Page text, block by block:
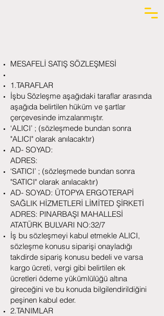
MESAFELİ SATIŞ SÖZLEŞMESİ
1.TARAFLAR
İşbu Sözleşme aşağıdaki taraflar arasında
aşağıda belirtilen hüküm ve şartlar
çerçevesinde imzalanmıştır.
‘ALICI’ ; (sözleşmede bundan sonra
"ALICI" olarak anılacaktır)
AD- SOYAD:
ADRES:
‘SATICI’ ; (sözleşmede bundan sonra
"SATICI" olarak anılacaktır)
AD- SOYAD: ÜTOPYA ERGOTERAPİ
SAĞLIK HİZMETLERİ LİMİTED ŞİRKETİ
ADRES: PINARBAŞI MAHALLESİ
ATATÜRK BULVARI NO:32/7
İş bu sözleşmeyi kabul etmekle ALICI,
sözleşme konusu siparişi onayladığı
takdirde sipariş konusu bedeli ve varsa
kargo ücreti, vergi gibi belirtilen ek
ücretleri ödeme yükümlülüğü altına
gireceğini ve bu konuda bilgilendirildiğini
peşinen kabul eder.
2.TANIMLAR